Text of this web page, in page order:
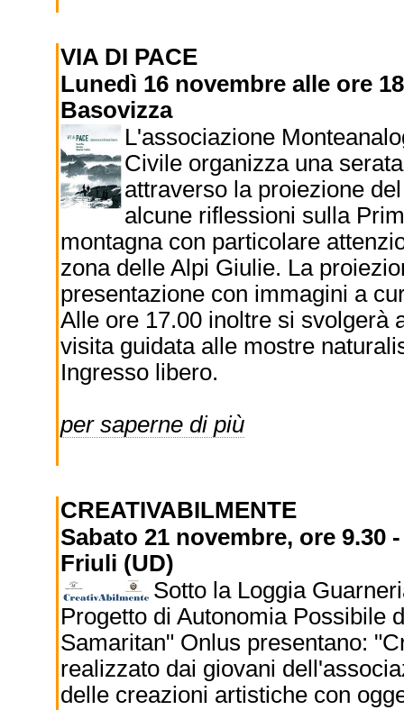
VIA DI PACE
Lunedì 16 novembre alle ore
Basovizza
L'associazione
Civile organizza una
attraverso la proiezione
alcune riflessioni sulla
montagna con particolare
zona delle Alpi Giulie. La
presentazione con immagini a
Alle ore 17.00 inoltre si svolgerà
visita guidata alle mostre
Ingresso libero.
per saperne di più
CREATIVABILMENTE
Sabato 21 novembre, ore 9.30
Friuli (UD)
Sotto la Loggia
Progetto di Autonomia Possibile
Samaritan" Onlus presentano:
realizzato dai giovani
delle creazioni artistiche con